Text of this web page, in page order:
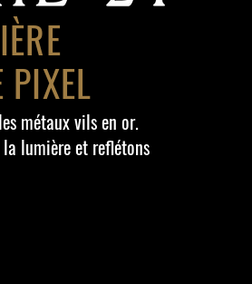
PIXEL
métaux vils en or.
lumière et reflétons